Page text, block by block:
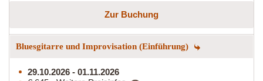
Zur Buchung
Bluesgitarre und Improvisation (Einführung)
29.10.2026 - 01.11.2026